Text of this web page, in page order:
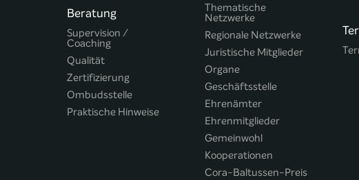
Beratung
Supervision /
Coaching
Qualität
Zertifizierung
Ombudsstelle
Praktische Hinweise
Thematische
Netzwerke
Regionale Netzwerke
Juristische Mitglieder
Organe
Geschäftsstelle
Ehrenämter
Ehrenmitglieder
Gemeinwohl
Kooperationen
Cora-Baltussen-Preis